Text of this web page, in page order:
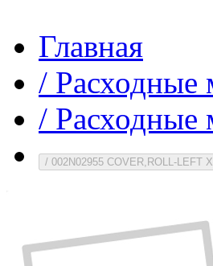
Главная
/ Расходные
/ Расходные
/ 002N02955 COVER,ROLL-LEFT